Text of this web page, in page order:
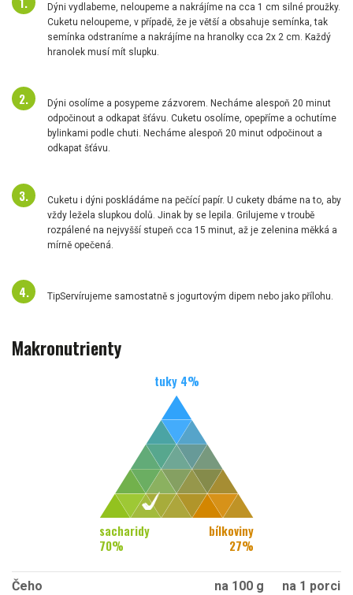
Dýni vydlabeme, neloupeme a nakrájíme na cca 1 cm silné proužky.
Cuketu neloupeme, v případě, že je větší a obsahuje semínka, tak
semínka odstraníme a nakrájíme na hranolky cca 2x 2 cm. Každý
hranolek musí mít slupku.
Dýni osolíme a posypeme zázvorem. Necháme alespoň 20 minut
odpočinout a odkapat šťávu. Cuketu osolíme, opepříme a ochutíme
bylinkami podle chuti. Necháme alespoň 20 minut odpočinout a
odkapat šťávu.
Cuketu i dýni poskládáme na pečící papír. U cukety dbáme na to, aby
vždy ležela slupkou dolů. Jinak by se lepila. Grilujeme v troubě
rozpálené na nejvyšší stupeň cca 15 minut, až je zelenina měkká a
mírně opečená.
TipServírujeme samostatně s jogurtovým dipem nebo jako přílohu.
Makronutrienty
tuky 4%
sacharidy
70%
bílkoviny
27%
Čeho na 100 g
na 1 porci